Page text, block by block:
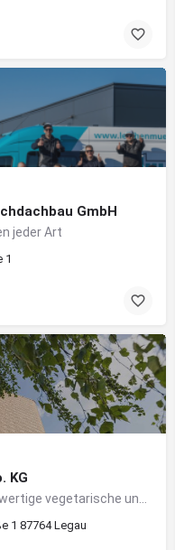
GmbH
jeder Art
1
KG
1 87764 Legau